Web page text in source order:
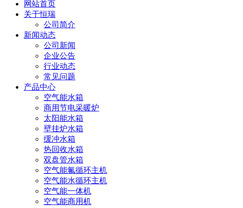
网站首页
关于恒瑞
公司简介
新闻动态
公司新闻
企业公告
行业动态
常见问题
产品中心
空气能水箱
商用节电采暖炉
太阳能水箱
壁挂炉水箱
缓冲水箱
热回收水箱
双盘管水箱
空气能氟循环主机
空气能水循环主机
空气能一体机
空气能商用机